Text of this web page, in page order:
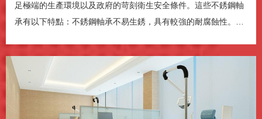
腾讯云提供技术支持
足極端的生產環境以及政府的苛刻衛生安全條件。這些不銹鋼軸
承有以下特點：不銹鋼軸承不易生銹，具有較強的耐腐蝕性。不